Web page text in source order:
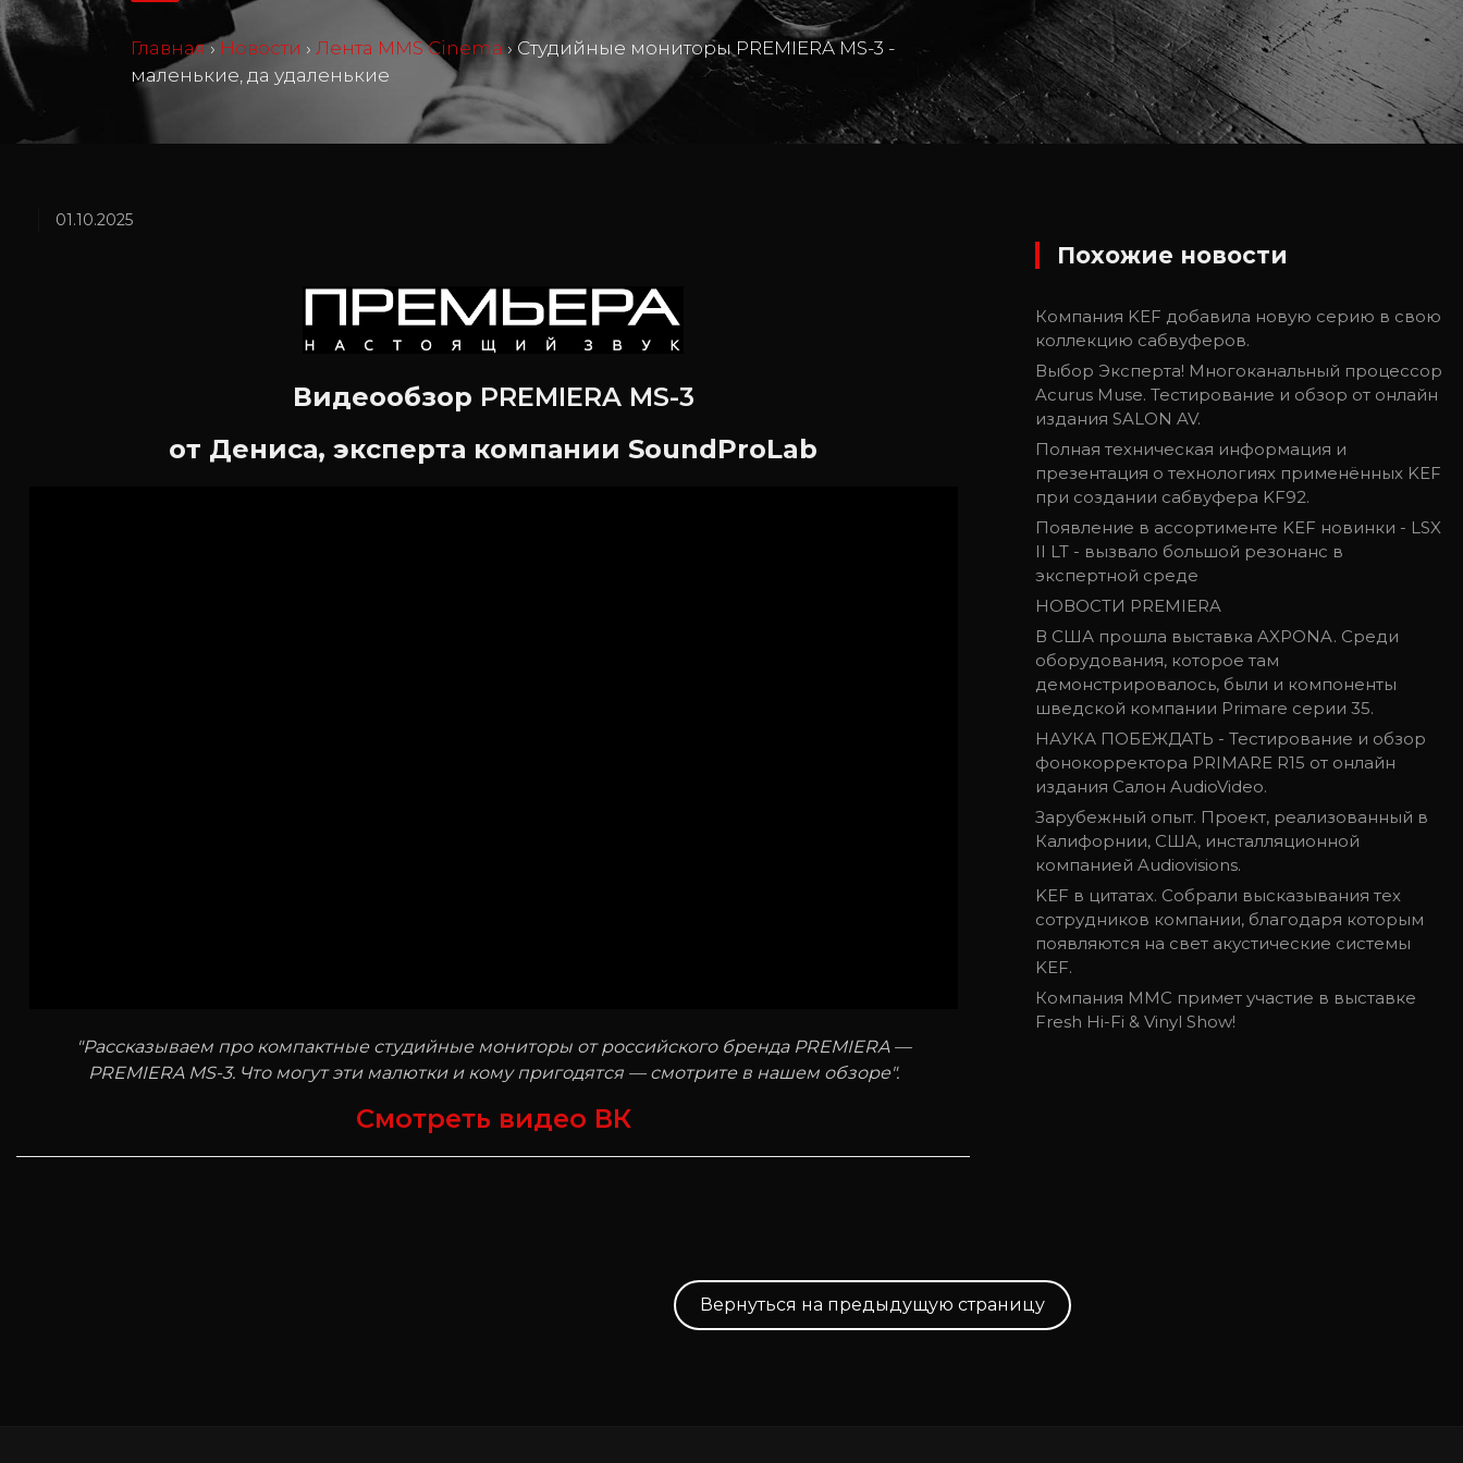
Главная › Новости › Лента MMS Cinema › Студийные мониторы PREMIERA MS-3 -
маленькие, да удаленькие
01.10.2025
Видеообзор PREMIERA MS-3
от Дениса, эксперта компании SoundProLab
"Рассказываем про компактные студийные мониторы от российского бренда PREMIERA —
PREMIERA MS-3. Что могут эти малютки и кому пригодятся — смотрите в нашем обзоре".
Смотреть видео ВК
Вернуться на предыдущую страницу
Похожие новости
Компания KEF добавила новую серию в свою
коллекцию сабвуферов.
Выбор Эксперта! Многоканальный процессор
Acurus Muse. Тестирование и обзор от онлайн
издания SALON AV.
Полная техническая информация и
презентация о технологиях применённых KEF
при создании сабвуфера KF92.
Появление в ассортименте KEF новинки - LSX
II LT - вызвало большой резонанс в
экспертной среде
НОВОСТИ PREMIERA
В США прошла выставка AXPONA. Среди
оборудования, которое там
демонстрировалось, были и компоненты
шведской компании Primare серии 35.
НАУКА ПОБЕЖДАТЬ - Тестирование и обзор
фонокорректора PRIMARE R15 от онлайн
издания Салон AudioVideo.
Зарубежный опыт. Проект, реализованный в
Калифорнии, США, инсталляционной
компанией Audiovisions.
KEF в цитатах. Собрали высказывания тех
сотрудников компании, благодаря которым
появляются на свет акустические системы
KEF.
Компания ММС примет участие в выставке
Fresh Hi-Fi & Vinyl Show!